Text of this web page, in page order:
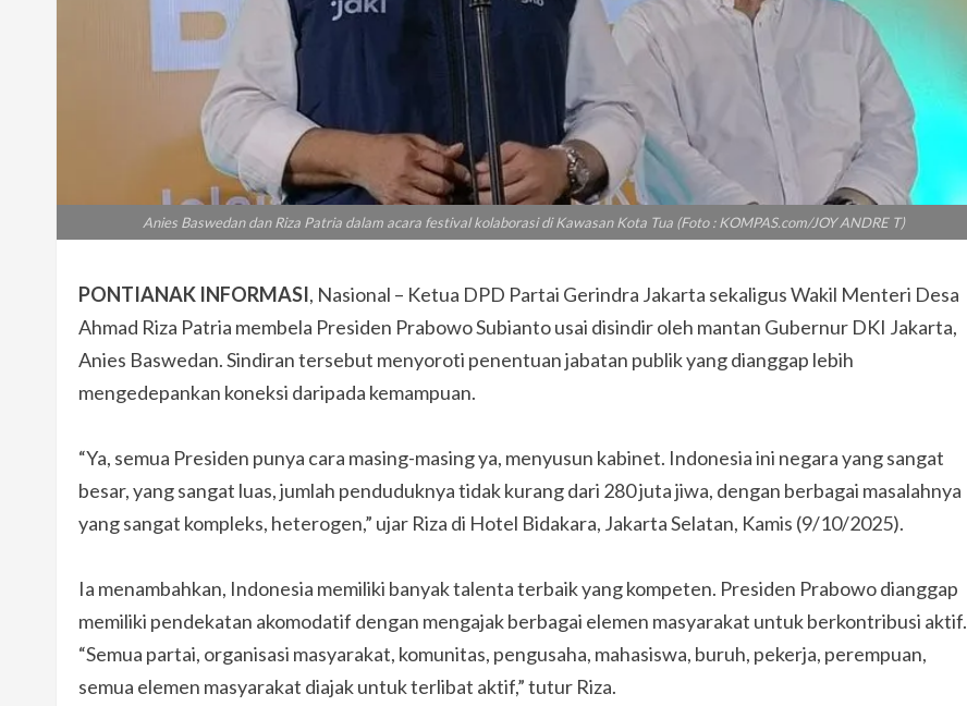
Anies Baswedan dan Riza Patria dalam acara festival kolaborasi di Kawasan Kota Tua (Foto : KOMPAS.com/JOY ANDRE T)
PONTIANAK INFORMASI, Nasional – Ketua DPD Partai Gerindra Jakarta sekaligus Wakil Menteri Desa
Ahmad Riza Patria membela Presiden Prabowo Subianto usai disindir oleh mantan Gubernur DKI Jakarta,
Anies Baswedan. Sindiran tersebut menyoroti penentuan jabatan publik yang dianggap lebih
mengedepankan koneksi daripada kemampuan.
“Ya, semua Presiden punya cara masing-masing ya, menyusun kabinet. Indonesia ini negara yang sangat
besar, yang sangat luas, jumlah penduduknya tidak kurang dari 280 juta jiwa, dengan berbagai masalahnya
yang sangat kompleks, heterogen,” ujar Riza di Hotel Bidakara, Jakarta Selatan, Kamis (9/10/2025).
Ia menambahkan, Indonesia memiliki banyak talenta terbaik yang kompeten. Presiden Prabowo dianggap
memiliki pendekatan akomodatif dengan mengajak berbagai elemen masyarakat untuk berkontribusi aktif.
“Semua partai, organisasi masyarakat, komunitas, pengusaha, mahasiswa, buruh, pekerja, perempuan,
semua elemen masyarakat diajak untuk terlibat aktif,” tutur Riza.